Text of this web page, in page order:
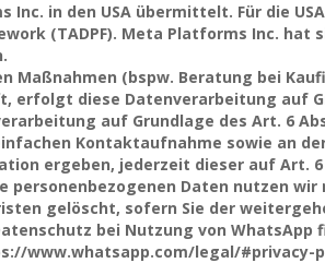
in den USA übermittelt. Für die
(TADPF). Meta Platforms Inc. hat
(bspw. Beratung bei
diese Datenverarbeitung auf
auf Grundlage des Art. 6
Kontaktaufnahme sowie an
ergeben, jederzeit dieser auf Art.
Daten nutzen
gelöscht, sofern Sie der
bei Nutzung von WhatsApp
www.whatsapp.com/legal/#privacy-